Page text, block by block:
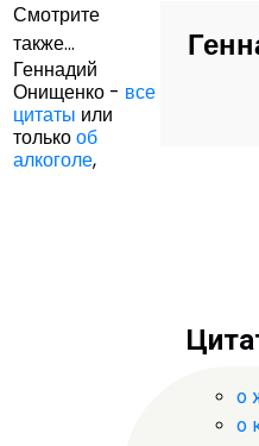
Смотрите
также...
Геннадий
Онищенко - все
цитаты или
толькооб
алкоголе,
о
о